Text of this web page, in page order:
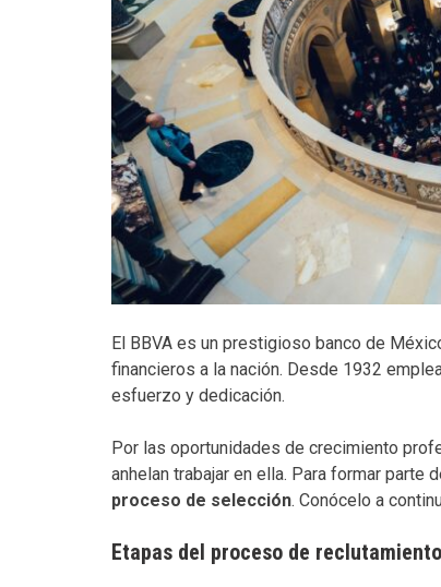
El BBVA es un prestigioso banco de
financieros a la nación. Desde 1932
esfuerzo y dedicación.
Por las oportunidades de crecimiento
anhelan trabajar en ella. Para formar parte
proceso de selección. Conócelo a
Etapas del proceso de reclutamiento